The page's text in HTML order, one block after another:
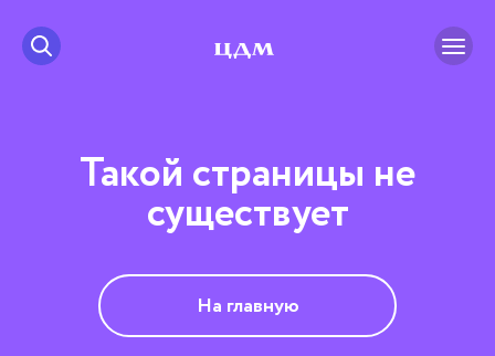
Такой страницы не
существует
На главную